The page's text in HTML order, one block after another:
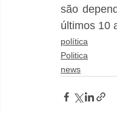
são
últimos 10
política
Politica
news